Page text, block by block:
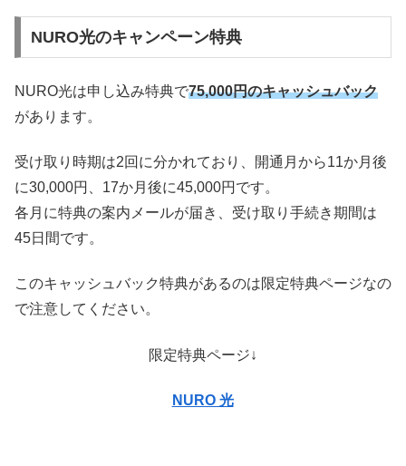
NURO光のキャンペーン特典
NURO光は申し込み特典で75,000円のキャッシュバック
があります。
受け取り時期は2回に分かれており、開通月から11か月後
に30,000円、17か月後に45,000円です。
各月に特典の案内メールが届き、受け取り手続き期間は
45日間です。
このキャッシュバック特典があるのは限定特典ページなの
で注意してください。
限定特典ページ↓
NURO 光